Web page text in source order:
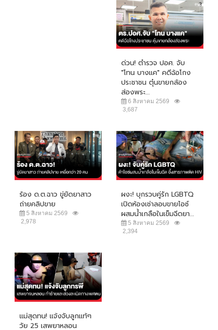
ด่วน! ตำรวจ ปอศ. จับ
"โทน บางแค" คดีฉ้อโกง
ประชาชน ตุ๋นขายกล้อง
ส่องพระ...
6 สิงหาคม 2569
3,687
ร้อง ด.ต.ฉาว ขู่ยัดยาสาว
ถ่ายคลิปขาย
5 สิงหาคม 2569
2,978
ผงะ! บุกรวบคู่รัก LGBTQ
เปิดห้องเช่าลอบขายไอซ์
ผสมน้ำเกลือในเข็มฉีดยา...
5 สิงหาคม 2569
2,394
แม่สุดทน! แจ้งจับลูกแท้ๆ
วัย 25 เสพยาหลอน